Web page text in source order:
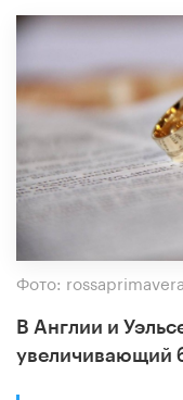
Фото:
В Англии и
увеличивающий